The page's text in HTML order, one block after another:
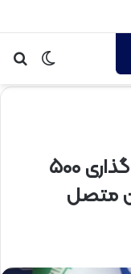
تغییر
پوسته
جمهوری آذربایجان با سرمایه گذاری ۵۰۰
متصل